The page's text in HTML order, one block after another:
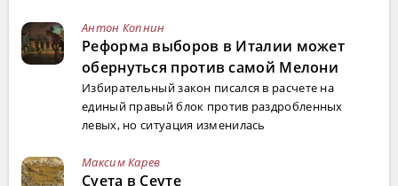
Антон Копнин
Реформа выборов в Италии может
обернуться против самой Мелони
Избирательный закон писался в расчете на
единый правый блок против раздробленных
левых, но ситуация изменилась
Максим Карев
Суета в Сеуте